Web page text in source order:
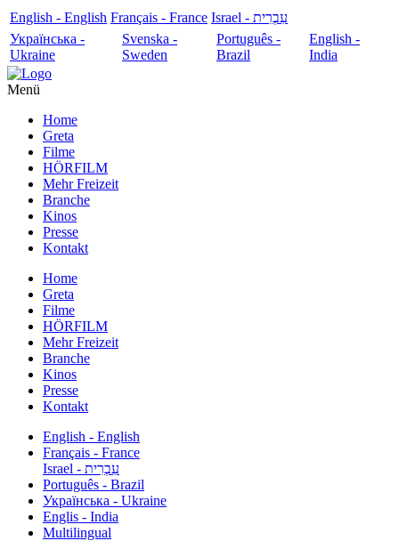
English - English Français - France
עִבְרִית - Israel
Українська -
Ukraine
Svenska -
Sweden
Português -
Brazil
English -
India
Menü
Home
Greta
Filme
HÖRFILM
Mehr Freizeit
Branche
Kinos
Presse
Kontakt
Home
Greta
Filme
HÖRFILM
Mehr Freizeit
Branche
Kinos
Presse
Kontakt
English - English
Français - France
עִבְרִית - Israel
Português - Brazil
Українська - Ukraine
Englis - India
Multilingual